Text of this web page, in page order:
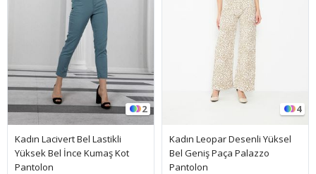
2
Kadın Lacivert Bel Lastikli
Yüksek Bel İnce Kumaş Kot
Pantolon
4
Kadın Leopar Desenli Yüksel
Bel Geniş Paça Palazzo
Pantolon